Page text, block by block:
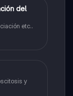
del
etc..
y